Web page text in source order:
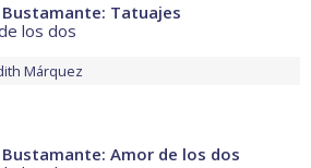
Bustamante: Tatuajes
los dos
Márquez
Bustamante: Amor de los dos